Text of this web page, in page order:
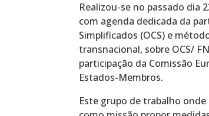
Realizou-se no passado dia
com agenda dedicada da
Simplificados (OCS) e
transnacional, sobre OCS/
participação da Comissão
Estados-Membros.
Este grupo de trabalho